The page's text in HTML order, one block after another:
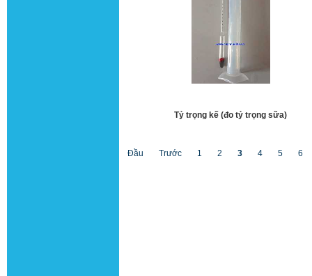
Tỷ trọng kế (đo tỷ trọng sữa)
Đầu Trước 1 2 3 4 5 6